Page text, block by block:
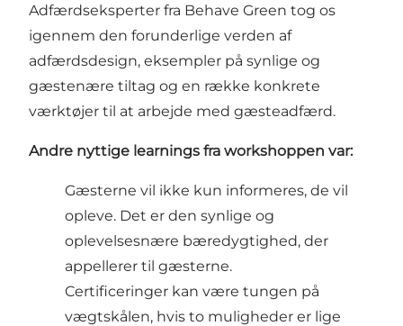
Adfærdseksperter fra Behave Green tog os
igennem den forunderlige verden af
adfærdsdesign, eksempler på synlige og
gæstenære tiltag og en række konkrete
værktøjer til at arbejde med gæsteadfærd.
Andre nyttige learnings fra workshoppen var:
Gæsterne vil ikke kun informeres, de vil
opleve. Det er den synlige og
oplevelsesnære bæredygtighed, der
appellerer til gæsterne.
Certificeringer kan være tungen på
vægtskålen, hvis to muligheder er lige